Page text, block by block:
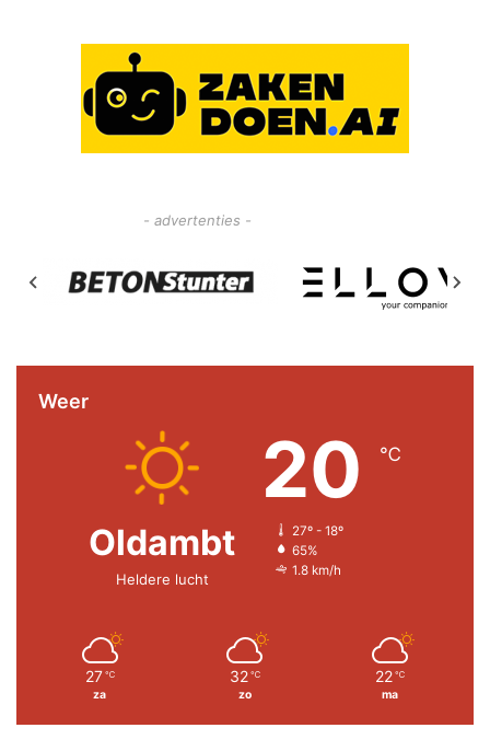
- advertenties -
Weer
Oldambt
Heldere lucht
20 ℃
27º - 18º
65%
1.8 km/h
27 ℃
za
32 ℃
zo
22 ℃
ma